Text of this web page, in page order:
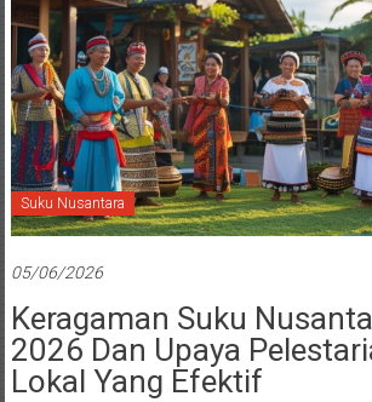
Suku Nusantara
05/06/2026
Keragaman Suku
2026 Dan Upaya
Lokal Yang Efektif